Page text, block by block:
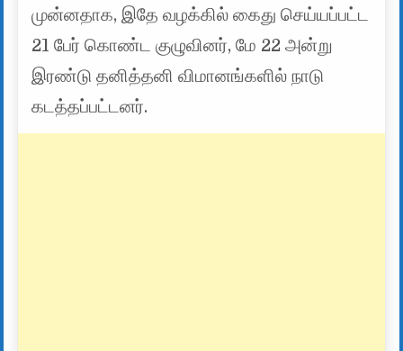
முன்னதாக, இதே வழக்கில் கைது செய்யப்பட்ட
21 பேர் கொண்ட குழுவினர், மே 22 அன்று
இரண்டு தனித்தனி விமானங்களில் நாடு
கடத்தப்பட்டனர்.